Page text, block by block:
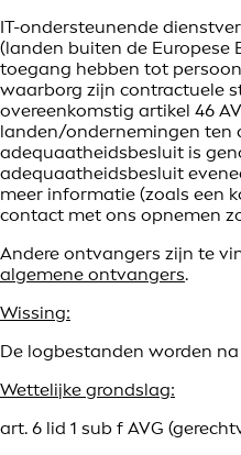
IT-ondersteunende
(landen buiten de Europese
toegang hebben tot
waarborg zijn contractuele
overeenkomstig artikel 46
landen/ondernemingen ten
adequaatheidsbesluit is
adequaatheidsbesluit
meer informatie (zoals een
contact met ons opnemen
Andere ontvangers zijn te
algemene ontvangers.
Wissing:
De logbestanden worden
Wettelijke grondslag:
art. 6 lid 1 sub f AVG